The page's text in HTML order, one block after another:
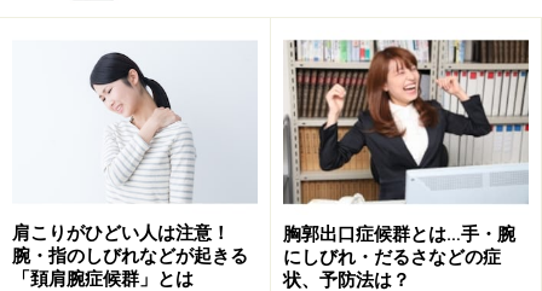
その場で撮影も終了し当日説明を受けられるので、整形
外科では必ず施行します。
足関節正面X線像。脛骨遠位端と腓骨遠位端に骨折を認めま
■CT
肩こりがひどい人は注意！
腕・指のしびれなどが起きる
「頚肩腕症候群」とは
胸郭出口症候群とは…手・腕
にしびれ・だるさなどの症
状、予防法は？